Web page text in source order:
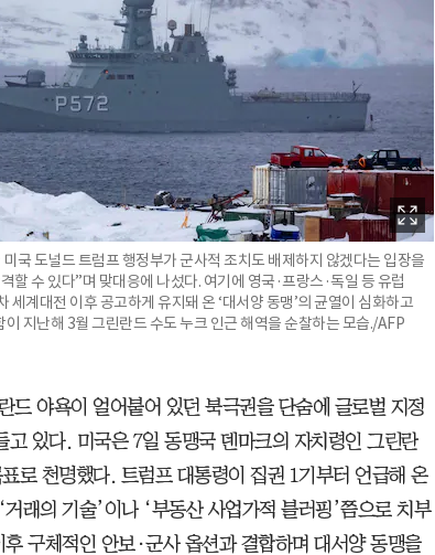
국 도널드 트럼프 행정부가 군사적 조치도 배제하지 않겠다는 입장을
할 수 있다”며 맞대응에 나섰다. 여기에 영국·프랑스·독일 등 유럽
계대전 이후 공고하게 유지돼 온 ‘대서양 동맹’의 균열이 심화하고
지난해 3월 그린란드 수도 누크 인근 해역을 순찰하는 모습./AFP
드 야욕이 얼어붙어 있던 북극권을 단숨에 글로벌 지정
고 있다. 미국은 7일 동맹국 덴마크의 자치령인 그린란
로 천명했다. 트럼프 대통령이 집권 1기부터 언급해 온
래의 기술’이나 ‘부동산 사업가적 블러핑’쯤으로 치부
구체적인 안보·군사 옵션과 결합하며 대서양 동맹을